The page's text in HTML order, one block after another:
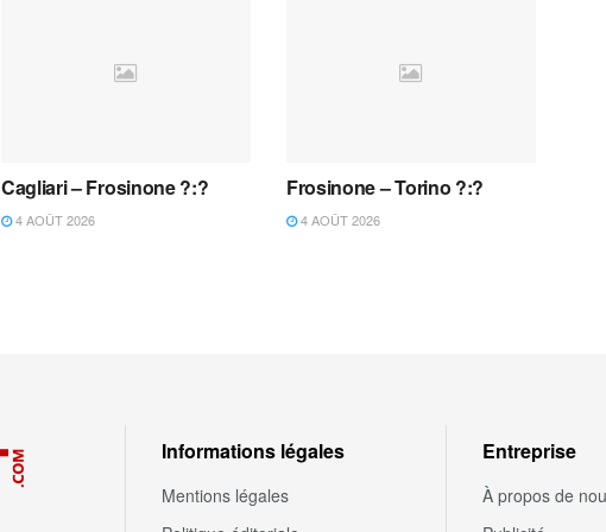
Cagliari – Frosinone ?:?
4 AOÛT 2026
Frosinone – Torino ?:?
4 AOÛT 2026
Informations légales
Mentions légales
Entreprise
À propos de